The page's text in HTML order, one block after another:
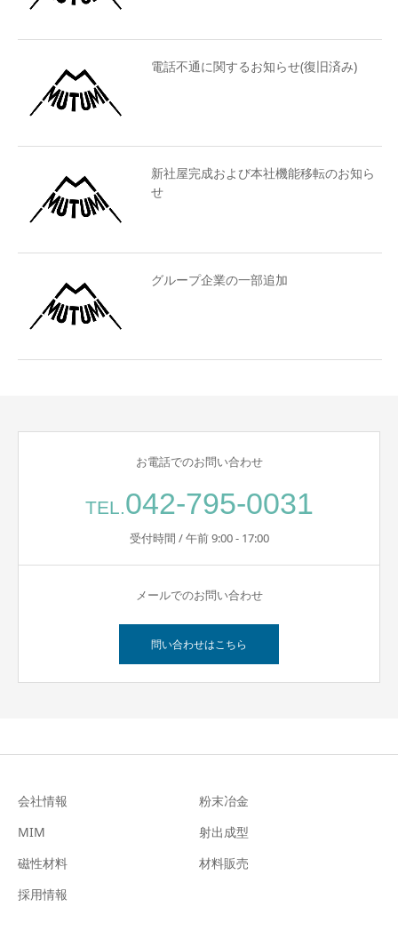
電話不通に関するお知らせ(復旧済み)
新社屋完成および本社機能移転のお知ら
せ
グループ企業の一部追加
お電話でのお問い合わせ
TEL.042-795-0031
受付時間 / 午前 9:00 - 17:00
メールでのお問い合わせ
問い合わせはこちら
会社情報
粉末冶金
MIM
射出成型
磁性材料
材料販売
採用情報